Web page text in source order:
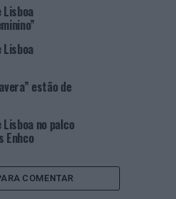
está disponível em
em geral e 5€ para
Municipal Jovem. (O bilhete
duas noites de campismo de
como canoagem e
e Museu do Megalitismo).
Festival?”, desafia a
estão de
no palco
Enhco
COMENTAR